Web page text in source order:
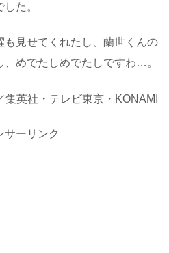
た。
も見せてくれたし、蘭世くんの
めでたしめでたしですわ…。
英社・テレビ東京・KONAMI
サーリンク